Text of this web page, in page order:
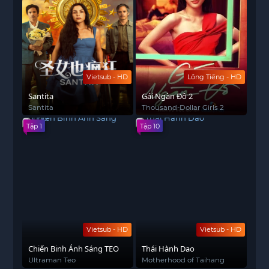
Vietsub Full HDtạiPhim mới subnhanh– nền
tảng xem phim đáng tin cậy và chất lượng cho
bạn!
Vietsub - HD
Santita
Santita
Lồng Tiếng - HD
Gái Ngàn Đô 2
Thousand-Dollar Girls 2
Vietsub - HD
Tập 1
Chiến Binh Ánh Sáng TEO
Ultraman Teo
Vietsub - HD
Tập 10
Thái Hành Dao
Motherhood of Taihang